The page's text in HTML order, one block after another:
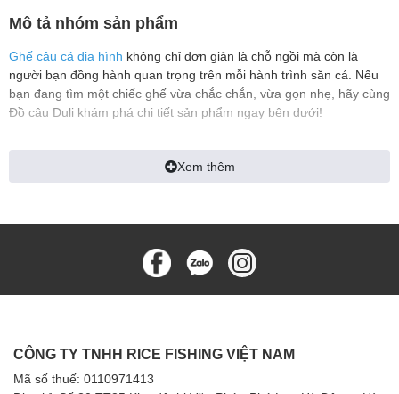
Mô tả nhóm sản phẩm
Ghế câu cá địa hình không chỉ đơn giản là chỗ ngồi mà còn là
người bạn đồng hành quan trọng trên mỗi hành trình săn cá. Nếu
bạn đang tìm một chiếc ghế vừa chắc chắn, vừa gọn nhẹ, hãy cùng
Đồ câu Duli khám phá chi tiết sản phẩm ngay bên dưới!
I. Giới thiệu về ghế câu cá địa hình
Ghế câu cá địa hình là một thiết bị hỗ trợ không thể thiếu dành cho
khu vực có địa hình phức tạp như bờ sông, đồi dốc, ghềnh đá hoặc
những khu vực không bằng phẳng. Khác với các loại ghế dã ngoại
thông thường, ghế câu địa hình được thiết kế chuyên biệt, có khả
năng chịu lực tốt.
Xem thêm
CÔNG TY TNHH RICE FISHING VIỆT NAM
Mã số thuế: 0110971413